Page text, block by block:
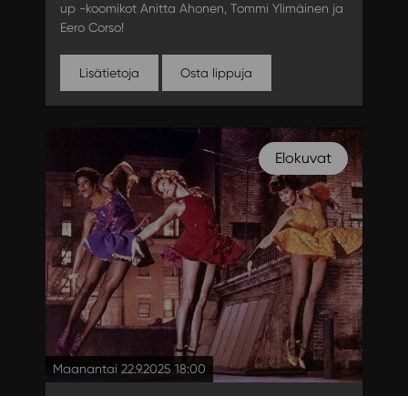
up -koomikot Anitta Ahonen, Tommi Ylimäinen ja
Eero Corso!
Lisätietoja Osta lippuja
Elokuvat
Maanantai 22.9.2025 18:00